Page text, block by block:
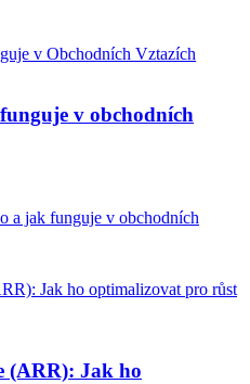
v obchodních
a jak funguje v obchodních
(ARR): Jak ho